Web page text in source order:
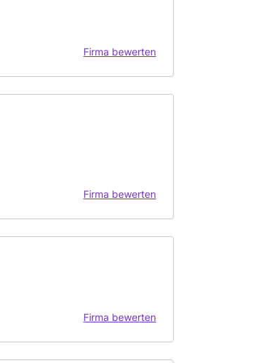
Firma bewerten
Firma bewerten
Firma bewerten